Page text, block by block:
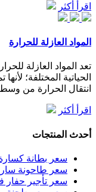
اقرأ أكثر
المواد العازلة للحرارة
تعد المواد العازلة
الحياتية المختلفة؛
انتقال الحرارة من
اقرأ أكثر
أحدث المنتجات
سعر بطانة
سعر طاحونة
سعر تأجير حفار